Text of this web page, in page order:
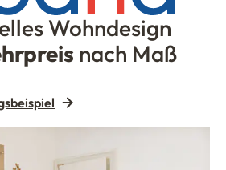
Wohndesign
nach Maß